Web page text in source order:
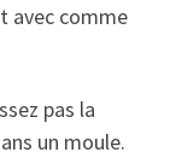
avec comme
pas la
un moule.